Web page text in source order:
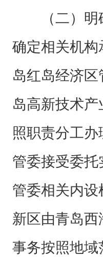
（二）明
确定相关机
岛红岛经济
岛高新技术
照职责分工
管委接受委
管委相关内
新区由青岛
事务按照地